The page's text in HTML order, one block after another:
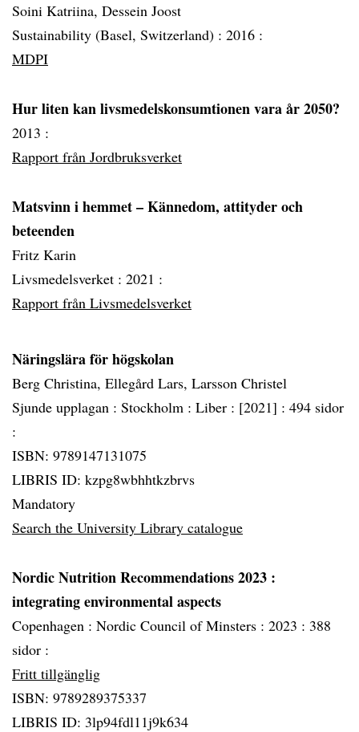
Soini Katriina, Dessein Joost
Sustainability (Basel, Switzerland) : 2016 :
MDPI
Hur liten kan livsmedelskonsumtionen vara år 2050?
2013 :
Rapport från Jordbruksverket
Matsvinn i hemmet – Kännedom, attityder och
beteenden
Fritz Karin
Livsmedelsverket : 2021 :
Rapport från Livsmedelsverket
Näringslära för högskolan
Berg Christina, Ellegård Lars, Larsson Christel
Sjunde upplagan : Stockholm : Liber : [2021] : 494 sidor
:
ISBN: 9789147131075
LIBRIS ID: kzpg8wbhhtkzbrvs
Mandatory
Search the University Library catalogue
Nordic Nutrition Recommendations 2023 :
integrating environmental aspects
Copenhagen : Nordic Council of Minsters : 2023 : 388
sidor :
Fritt tillgänglig
ISBN: 9789289375337
LIBRIS ID: 3lp94fdl11j9k634